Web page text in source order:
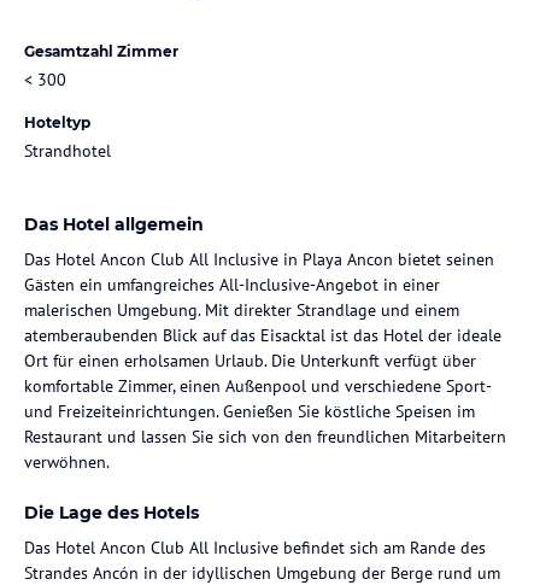
Gesamtzahl Zimmer
< 300
Hoteltyp
Strandhotel
Das Hotel allgemein
Das Hotel Ancon Club All Inclusive in Playa Ancon bietet seinen
Gästen ein umfangreiches All-Inclusive-Angebot in einer
malerischen Umgebung. Mit direkter Strandlage und einem
atemberaubenden Blick auf das Eisacktal ist das Hotel der ideale
Ort für einen erholsamen Urlaub. Die Unterkunft verfügt über
komfortable Zimmer, einen Außenpool und verschiedene Sport-
und Freizeiteinrichtungen. Genießen Sie köstliche Speisen im
Restaurant und lassen Sie sich von den freundlichen Mitarbeitern
verwöhnen.
Die Lage des Hotels
Das Hotel Ancon Club All Inclusive befindet sich am Rande des
Strandes Ancón in der idyllischen Umgebung der Berge rund um